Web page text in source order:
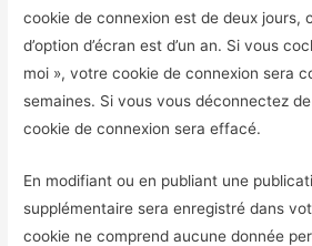
cookie de connexion est de deux jours,
d’option d’écran est d’un an. Si vous
moi », votre cookie de connexion sera
semaines. Si vous vous déconnectez
cookie de connexion sera effacé.
En modifiant ou en publiant une
supplémentaire sera enregistré dans
cookie ne comprend aucune donnée